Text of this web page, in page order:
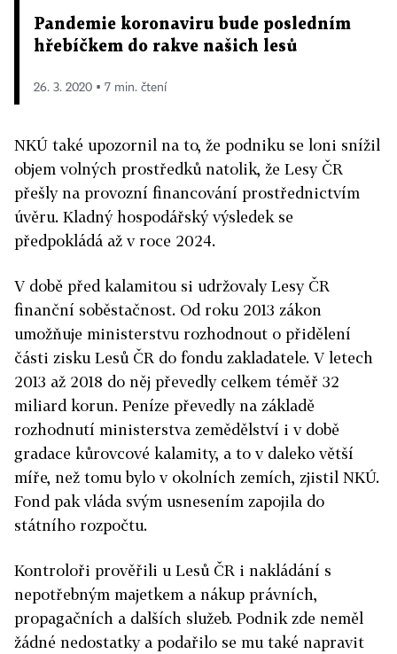
Pandemie koronaviru bude posledním
hřebíčkem do rakve našich lesů
26. 3. 2020 ▪ 7 min. čtení
NKÚ také upozornil na to, že podniku se loni snížil
objem volných prostředků natolik, že Lesy ČR
přešly na provozní financování prostřednictvím
úvěru. Kladný hospodářský výsledek se
předpokládá až v roce 2024.
V době před kalamitou si udržovaly Lesy ČR
finanční soběstačnost. Od roku 2013 zákon
umožňuje ministerstvu rozhodnout o přidělení
části zisku Lesů ČR do fondu zakladatele. V letech
2013 až 2018 do něj převedly celkem téměř 32
miliard korun. Peníze převedly na základě
rozhodnutí ministerstva zemědělství i v době
gradace kůrovcové kalamity, a to v daleko větší
míře, než tomu bylo v okolních zemích, zjistil NKÚ.
Fond pak vláda svým usnesením zapojila do
státního rozpočtu.
Kontroloři prověřili u Lesů ČR i nakládání s
nepotřebným majetkem a nákup právních,
propagačních a dalších služeb. Podnik zde neměl
žádné nedostatky a podařilo se mu také napravit